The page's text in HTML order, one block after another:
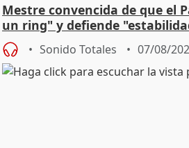
Mestre convencida de que el
un ring" y defiende
Vox
Sonido Totales 07/08/